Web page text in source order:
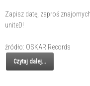
Zapisz datę, zaproś
uniteD!
źródło: OSKAR Records
Czytaj dalej...